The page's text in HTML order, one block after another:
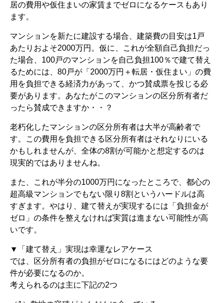
居の費用や仮住まいの家賃までゼロになるケースもあり
ます。
マンションを新たに建設する場合、建築費の目安は1戸
あたりおよそ2000万円。仮に、これが全額自己負担だっ
た場合、100戸のマンションを自己負担100％で建て替え
るためには、80戸が「2000万円＋転居・仮住まい」の費
用を負担できる経済力があって、かつ賛成票を投じる必
要があります。あなたがこのマンションの区分所有者だ
ったら賛成できますか・・？
老朽化したマンションの区分所有者は大半が高齢者で
す。この費用を負担できる区分所有者はそれなりにいる
かもしれませんが、全体の8割が可能かと想定するのは
現実的ではありませんね。
また、これが半分の1000万円になったところで、都心の
超高級マンションでもない限り8割というハードルは高
すぎます。やはり、建て替えが実現するには「負担金が
ゼロ」の条件を整えなければ実質は進まない可能性が高
いです。
▼「建て替え」実現は幸運なレアケース
では、区分所有者の負担がゼロになるにはどのような要
件が必要になるのか。
考えられるのは主に下記の2つ